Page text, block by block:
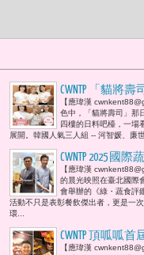
CWNTP 「貓將
禹洙漢化身一
遇上台灣匠心
【應瑋漢
色中，「貓將壽司」那
四樓的日料吧檯，一場
展開。韓國人氣三人組 -- 河智媛、廉
CWNTP 2025 國
指南》頒獎典
呼籲「改變從
ESG永續未來。
【應瑋漢
的晨光映照在臺北國際
會舉辦的《綠・蔬食評
活動不只是表彰餐飲傑出者，更是一
環...
CWNTP 頂呱呱首屆
鬼娃恰吉聯名
【應瑋漢